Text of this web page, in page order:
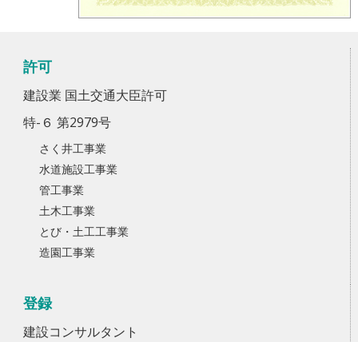
許可
建設業 国土交通大臣許可
特-６ 第2979号
さく井工事業
水道施設工事業
管工事業
土木工事業
とび・土工工事業
造園工事業
登録
建設コンサルタント